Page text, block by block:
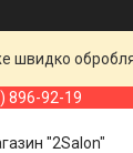
швидко
896-92-19
"2Salon"